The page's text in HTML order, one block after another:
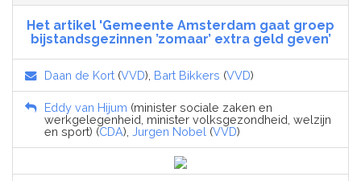
Het artikel 'Gemeente Amsterdam gaat groep
bijstandsgezinnen ’zomaar’ extra geld geven’
Daan de Kort (VVD), Bart Bikkers (VVD)
Eddy van Hijum (minister sociale zaken en
werkgelegenheid, minister volksgezondheid, welzijn
en sport) (CDA), Jurgen Nobel (VVD)